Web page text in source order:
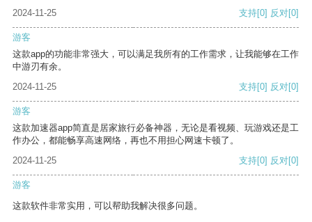
2024-11-25 支持[0] 反对[0]
游客
这款app的功能非常强大，可以满足我所有的工作需求，让我能够在工作
中游刃有余。
2024-11-25
支持[0] 反对[0]
游客
这款加速器app简直是居家旅行必备神器，无论是看视频、玩游戏还是工
作办公，都能畅享高速网络，再也不用担心网速卡顿了。
2024-11-25
支持[0] 反对[0]
游客
这款软件非常实用，可以帮助我解决很多问题。